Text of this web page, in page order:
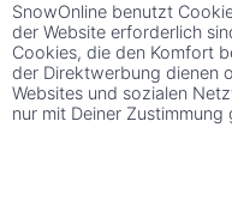
SnowOnline benutzt
der Website erforderlich
Cookies, die den Komfort
der Direktwerbung dienen
Websites und sozialen
nur mit Deiner Zustimmung
Social Web